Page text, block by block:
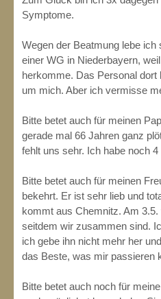
Symptome.
Wegen der Beatmung lebe ich
einer WG in Niederbayern,
herkomme. Das Personal
um mich. Aber ich vermisse
Bitte betet auch für meinen
gerade mal 66 Jahren ganz
fehlt uns sehr. Ich habe noch
Bitte betet auch für meinen
bekehrt. Er ist sehr lieb und
kommt aus Chemnitz. Am
seitdem wir zusammen sind.
ich gebe ihn nicht mehr her
das Beste, was mir passieren
Bitte betet auch noch für